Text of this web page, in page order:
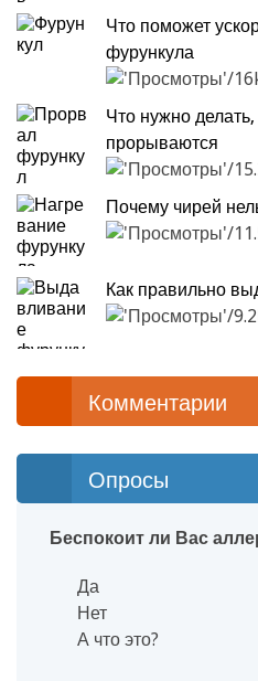
Что поможет
фурункула
Что нужно
прорываются
Почему чирей
Как правильно
Комментарии
Опросы
Беспокоит ли Вас
Да
Нет
А что это?